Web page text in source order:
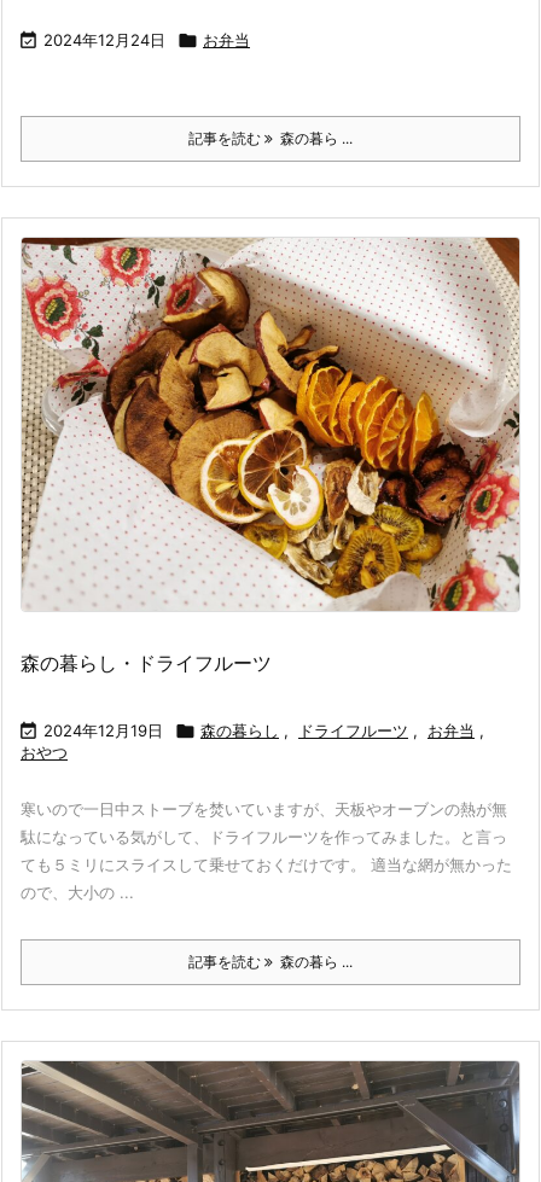
 2024年12月24日  お弁当
記事を読む 森の暮ら ...
森の暮らし・ドライフルーツ
 2024年12月19日  森の暮らし , ドライフルーツ , お弁当 ,
おやつ
寒いので一日中ストーブを焚いていますが、天板やオーブンの熱が無
駄になっている気がして、ドライフルーツを作ってみました。と言っ
ても５ミリにスライスして乗せておくだけです。 適当な網が無かった
ので、大小の ...
記事を読む 森の暮ら ...